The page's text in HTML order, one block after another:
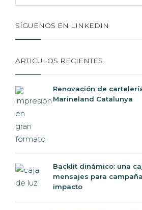
SÍGUENOS EN LINKEDIN
ARTICULOS RECIENTES
Renovación de
Marineland Catalunya
Backlit dinámico: una
mensajes para
impacto